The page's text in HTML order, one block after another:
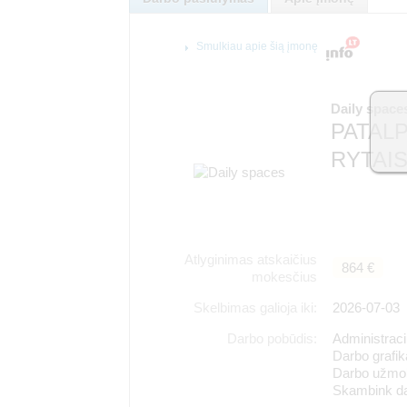
Daily
RYTAIS!
864 €
2026-07-03
Darbo
Darbo
Skambink
Smulkiau apie šią įmonę